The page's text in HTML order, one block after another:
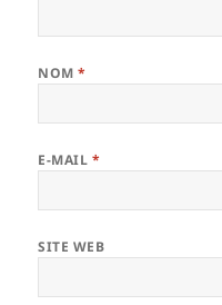
NOM*
E-MAIL *
SITE WEB